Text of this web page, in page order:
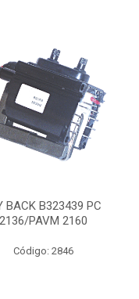
BACK B323439 PC
2136/PAVM 2160
Código: 2846